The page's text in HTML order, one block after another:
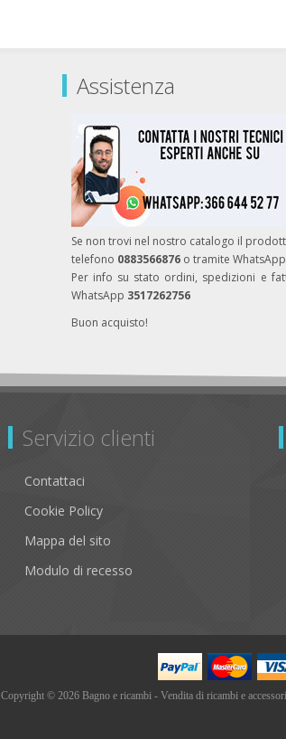
Assistenza
Se non trovi nel nostro catalogo il
telefono 0883566876 o tramite WhatsApp
Per info su stato ordini, spedizioni e
WhatsApp 3517262756
Buon acquisto!
Servizio clienti
Contattaci
Cookie Policy
Mappa del sito
Modulo di recesso
Copyright © 2026 Bagno e ricambi - Vendita di ricambi e